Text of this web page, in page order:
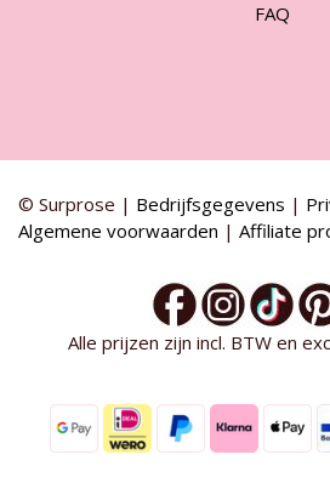
FAQ
© Surprose | Bedrijfsgegevens |
Algemene voorwaarden | Affiliate
Alle prijzen zijn incl. BTW en